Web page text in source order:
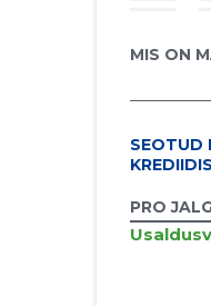
MIS ON
SEOTUD
PRO